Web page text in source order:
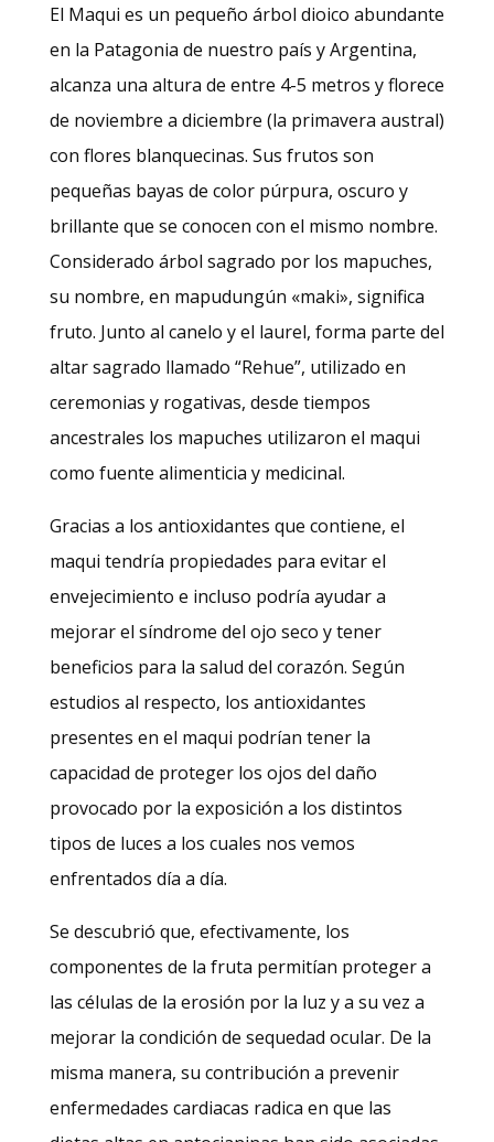
El Maqui es un pequeño árbol dioico abundante
en la Patagonia de nuestro país y Argentina,
alcanza una altura de entre 4-5 metros y florece
de noviembre a diciembre (la primavera austral)
con flores blanquecinas. Sus frutos son
pequeñas bayas de color púrpura, oscuro y
brillante que se conocen con el mismo nombre.
Considerado árbol sagrado por los mapuches,
su nombre, en mapudungún «maki», significa
fruto. Junto al canelo y el laurel, forma parte del
altar sagrado llamado “Rehue”, utilizado en
ceremonias y rogativas, desde tiempos
ancestrales los mapuches utilizaron el maqui
como fuente alimenticia y medicinal.
Gracias a los antioxidantes que contiene, el
maqui tendría propiedades para evitar el
envejecimiento e incluso podría ayudar a
mejorar el síndrome del ojo seco y tener
beneficios para la salud del corazón. Según
estudios al respecto, los antioxidantes
presentes en el maqui podrían tener la
capacidad de proteger los ojos del daño
provocado por la exposición a los distintos
tipos de luces a los cuales nos vemos
enfrentados día a día.
Se descubrió que, efectivamente, los
componentes de la fruta permitían proteger a
las células de la erosión por la luz y a su vez a
mejorar la condición de sequedad ocular. De la
misma manera, su contribución a prevenir
enfermedades cardiacas radica en que las